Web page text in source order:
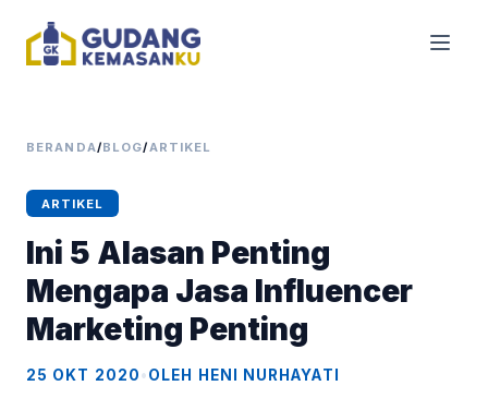
BERANDA/BLOG/ARTIKEL
ARTIKEL
Ini 5 Alasan Penting
Mengapa Jasa Influencer
Marketing Penting
25 OKT 2020•OLEH HENI NURHAYATI